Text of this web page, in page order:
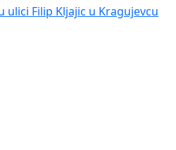
Filip Kljajic u Kragujevcu